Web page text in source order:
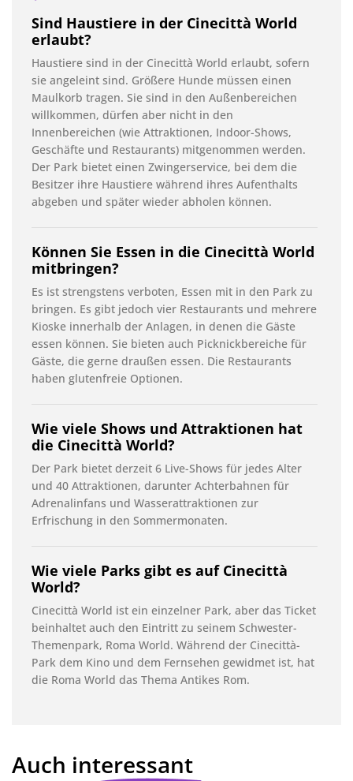
Sind Haustiere in der Cinecittà World
erlaubt?
Haustiere sind in der Cinecittà World erlaubt, sofern
sie angeleint sind. Größere Hunde müssen einen
Maulkorb tragen. Sie sind in den Außenbereichen
willkommen, dürfen aber nicht in den
Innenbereichen (wie Attraktionen, Indoor-Shows,
Geschäfte und Restaurants) mitgenommen werden.
Der Park bietet einen Zwingerservice, bei dem die
Besitzer ihre Haustiere während ihres Aufenthalts
abgeben und später wieder abholen können.
Können Sie Essen in die Cinecittà World
mitbringen?
Es ist strengstens verboten, Essen mit in den Park zu
bringen. Es gibt jedoch vier Restaurants und mehrere
Kioske innerhalb der Anlagen, in denen die Gäste
essen können. Sie bieten auch Picknickbereiche für
Gäste, die gerne draußen essen. Die Restaurants
haben glutenfreie Optionen.
Wie viele Shows und Attraktionen hat
die Cinecittà World?
Der Park bietet derzeit 6 Live-Shows für jedes Alter
und 40 Attraktionen, darunter Achterbahnen für
Adrenalinfans und Wasserattraktionen zur
Erfrischung in den Sommermonaten.
Wie viele Parks gibt es auf Cinecittà
World?
Cinecittà World ist ein einzelner Park, aber das Ticket
beinhaltet auch den Eintritt zu seinem Schwester-
Themenpark, Roma World. Während der Cinecittà-
Park dem Kino und dem Fernsehen gewidmet ist, hat
die Roma World das Thema Antikes Rom.
Auch interessant